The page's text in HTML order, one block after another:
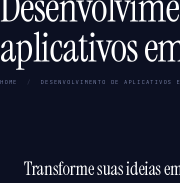
aplicativos
HOME / DESENVOLVIMENTO DE APLICATIVOS
Transforme suas ideias